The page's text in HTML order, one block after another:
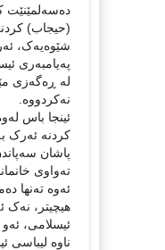
دەسەلمێنێت
(حیجاب)
شێوەیەک،
پەیامبەری
لە ڕەگەزی
نەکردووە.
ئینجا باس
کردنە ئەرک
پاشان
تەواوی
ئەوە تەنها
هیچیتر، نەک
ئیسلامی،
ناوە